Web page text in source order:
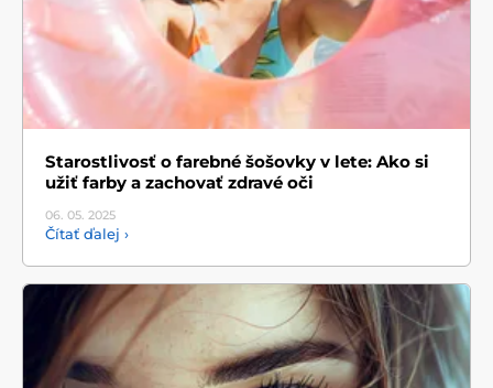
Starostlivosť o farebné šošovky v lete: Ako si
užiť farby a zachovať zdravé oči
06. 05. 2025
Čítať ďalej ›